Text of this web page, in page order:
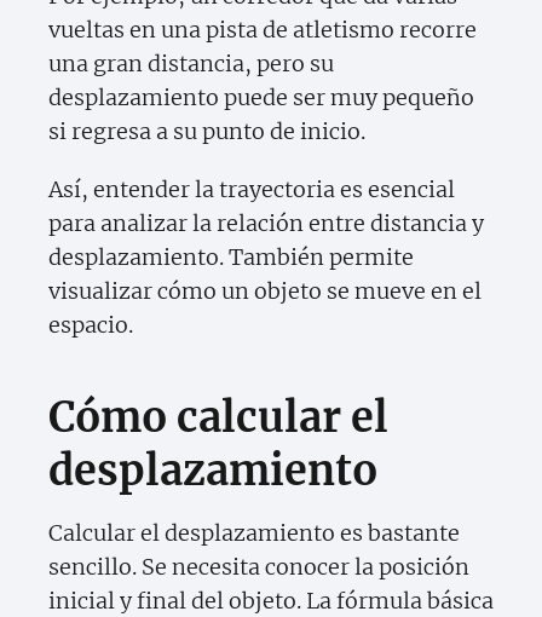
vueltas en una pista de atletismo recorre
una gran distancia, pero su
desplazamiento puede ser muy pequeño
si regresa a su punto de inicio.
Así, entender la trayectoria es esencial
para analizar la relación entre distancia y
desplazamiento. También permite
visualizar cómo un objeto se mueve en el
espacio.
Cómo calcular el
desplazamiento
Calcular el desplazamiento es bastante
sencillo. Se necesita conocer la posición
inicial y final del objeto. La fórmula básica